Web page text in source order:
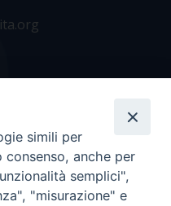
simili per
anche per
semplici",
"misurazione" e